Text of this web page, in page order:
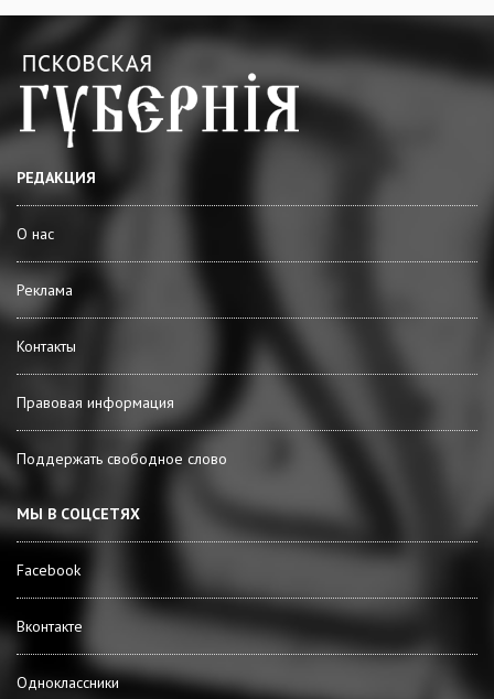
РЕДАКЦИЯ
О нас
Реклама
Контакты
Правовая информация
Поддержать свободное слово
МЫ В СОЦСЕТЯХ
Facebook
Вконтакте
Одноклассники